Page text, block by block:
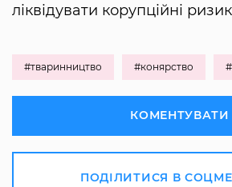
ліквідувати корупційні
#тваринництво #конярство
КОМЕНТУВАТИ
ПОДІЛИТИСЯ В